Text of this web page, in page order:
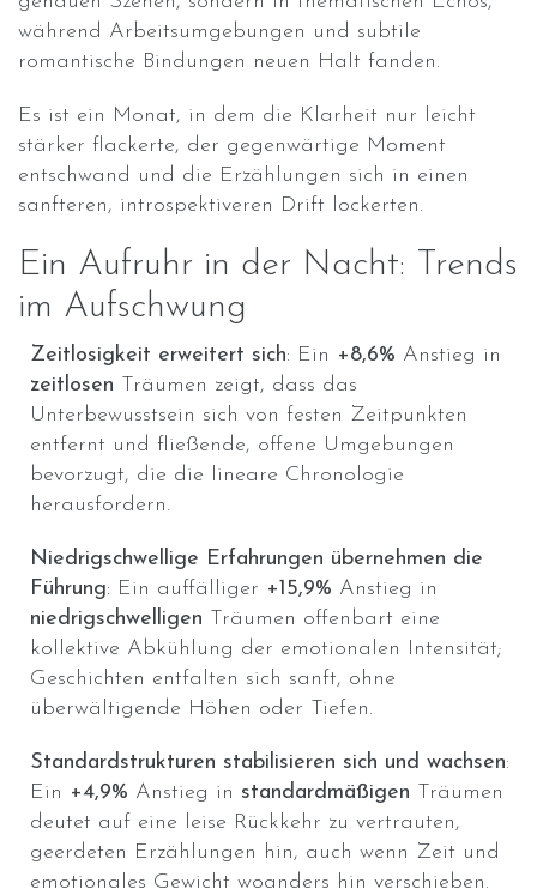
während Arbeitsumgebungen und subtile
romantische Bindungen neuen Halt fanden.
Es ist ein Monat, in dem die Klarheit nur leicht
stärker flackerte, der gegenwärtige Moment
entschwand und die Erzählungen sich in einen
sanfteren, introspektiveren Drift lockerten.
Ein Aufruhr in der Nacht: Trends
im Aufschwung
Zeitlosigkeit erweitert sich: Ein +8,6% Anstieg in
zeitlosen Träumen zeigt, dass das
Unterbewusstsein sich von festen Zeitpunkten
entfernt und fließende, offene Umgebungen
bevorzugt, die die lineare Chronologie
herausfordern.
Niedrigschwellige Erfahrungen übernehmen die
Führung: Ein auffälliger +15,9% Anstieg in
niedrigschwelligen Träumen offenbart eine
kollektive Abkühlung der emotionalen Intensität;
Geschichten entfalten sich sanft, ohne
überwältigende Höhen oder Tiefen.
Standardstrukturen stabilisieren sich und wachsen:
Ein +4,9% Anstieg in standardmäßigen Träumen
deutet auf eine leise Rückkehr zu vertrauten,
geerdeten Erzählungen hin, auch wenn Zeit und
emotionales Gewicht woanders hin verschieben.